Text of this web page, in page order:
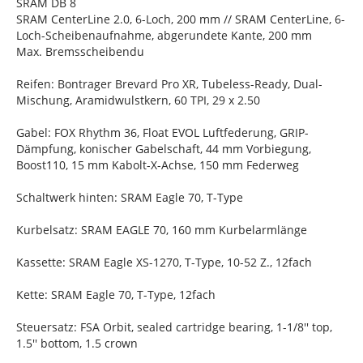
SRAM CenterLine 2.0, 6-Loch, 200 mm // SRAM CenterLine, 6-
Loch-Scheibenaufnahme, abgerundete Kante, 200 mm
Max. Bremsscheibendu
Reifen: Bontrager Brevard Pro XR, Tubeless-Ready, Dual-
Mischung, Aramidwulstkern, 60 TPI, 29 x 2.50
Gabel: FOX Rhythm 36, Float EVOL Luftfederung, GRIP-
Dämpfung, konischer Gabelschaft, 44 mm Vorbiegung,
Boost110, 15 mm Kabolt-X-Achse, 150 mm Federweg
Schaltwerk hinten: SRAM Eagle 70, T-Type
Kurbelsatz: SRAM EAGLE 70, 160 mm Kurbelarmlänge
Kassette: SRAM Eagle XS-1270, T-Type, 10-52 Z., 12fach
Kette: SRAM Eagle 70, T-Type, 12fach
Steuersatz: FSA Orbit, sealed cartridge bearing, 1-1/8'' top,
1.5'' bottom, 1.5 crown